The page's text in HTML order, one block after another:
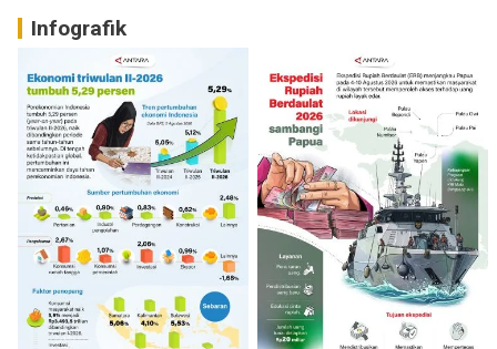
Infografik